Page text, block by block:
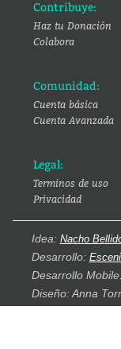
Contribuye:
Haz tu Donación
Colabora
Comunidad:
Cuenta básica
Cuenta Avanzada
Legal:
Terminos de uso
Privacidad
Idea: Nacho
Desarrollo:
Desarrollo
Diseño: Anna